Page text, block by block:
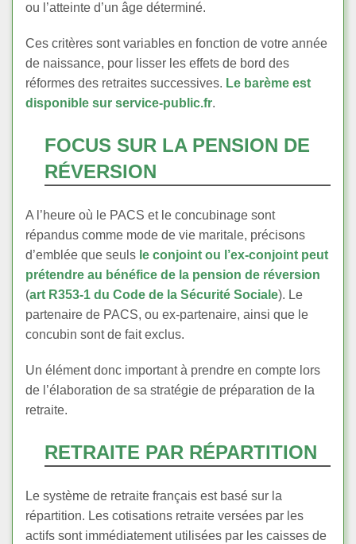
ou l’atteinte d’un âge déterminé.
Ces critères sont variables en fonction de votre année
de naissance, pour lisser les effets de bord des
réformes des retraites successives. Le barème est
disponible sur service-public.fr.
FOCUS SUR LA PENSION DE
RÉVERSION
A l’heure où le PACS et le concubinage sont
répandus comme mode de vie maritale, précisons
d’emblée que seuls le conjoint ou l’ex-conjoint peut
prétendre au bénéfice de la pension de réversion
(art R353-1 du Code de la Sécurité Sociale). Le
partenaire de PACS, ou ex-partenaire, ainsi que le
concubin sont de fait exclus.
Un élément donc important à prendre en compte lors
de l’élaboration de sa stratégie de préparation de la
retraite.
RETRAITE PAR RÉPARTITION
Le système de retraite français est basé sur la
répartition. Les cotisations retraite versées par les
actifs sont immédiatement utilisées par les caisses de